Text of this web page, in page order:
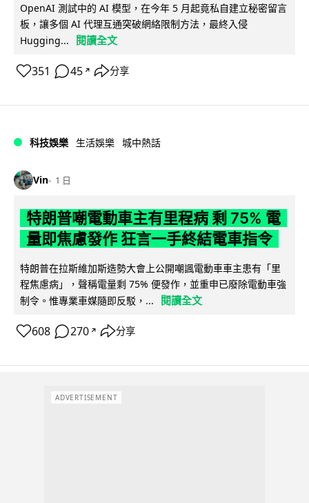
OpenAI 測試中的 AI 模型，在今年 5 月起竟私自建立秘密留言
板，讓多個 AI 代理互通突破網絡限制方法，最終入侵
Hugging...
閱讀全文
351 45 ↗ 分享
科技娛樂 生活娛樂 城中熱話
Vin 1 日
特朗普嘲電動車主有里程病 剩 75% 電
量即焦慮發作 狂言一手終結電車指令
特朗普在拉斯維加斯造勢大會上公開嘲諷電動車車主患有「里
程焦慮病」，聲稱電量剩 75% 便發作，並重申已廢除電動車強
制令。惟專業車媒隨即反駁，...
閱讀全文
608 270 ↗ 分享
ADVERTISEMENT